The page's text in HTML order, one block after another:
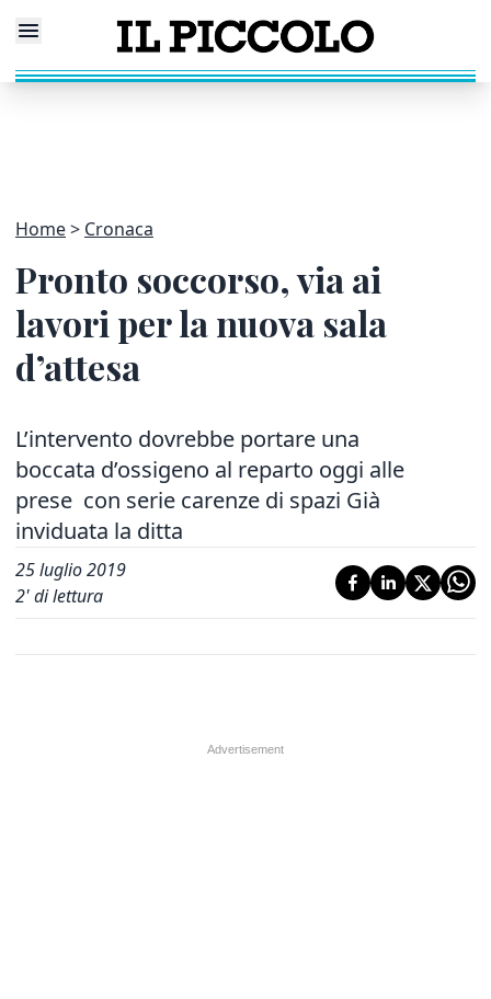
Home Cronaca
Pronto soccorso, via ai
lavori per la nuova sala
d’attesa
L’intervento dovrebbe portare una
boccata d’ossigeno al reparto oggi alle
prese con serie carenze di spazi Già
inviduata la ditta
25 luglio 2019
2' di lettura